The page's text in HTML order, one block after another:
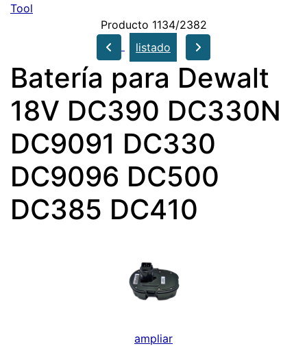
Tool
Producto 1134/2382
listado
Batería para Dewalt
18V DC390 DC330N
DC9091 DC330
DC9096 DC500
DC385 DC410
ampliar